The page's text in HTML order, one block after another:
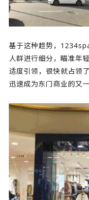
基于这种趋势，
人群进行细分，瞄准年
适度引领，很快就占领
迅速成为东门商业的又